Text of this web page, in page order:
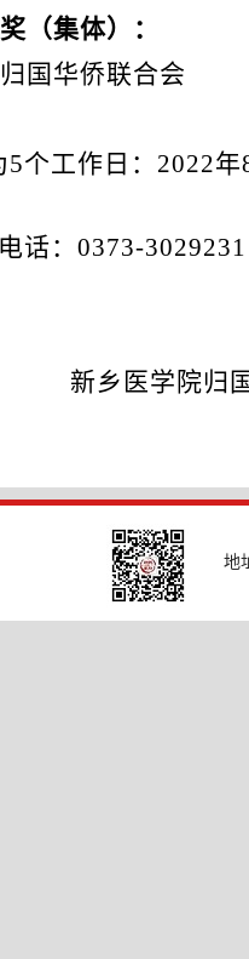
（集体）：
国华侨联合会
5个工作日： 2022年
话： 0373-3029231
新乡医学院归
地